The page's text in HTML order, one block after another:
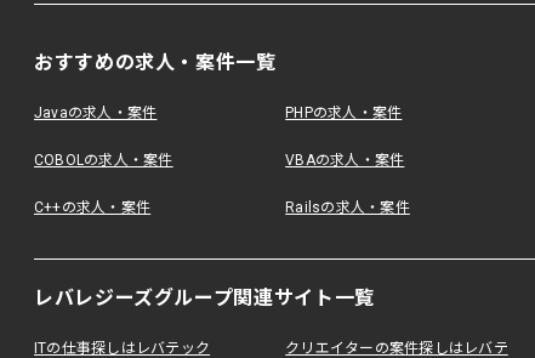
おすすめの求人・案件一覧
Javaの求人・案件 PHPの求人・案件
COBOLの求人・案件 VBAの求人・案件
C++の求人・案件 Railsの求人・案件
レバレジーズグループ関連サイト一覧
ITの仕事探しはレバテック クリエイターの案件探しはレバテ